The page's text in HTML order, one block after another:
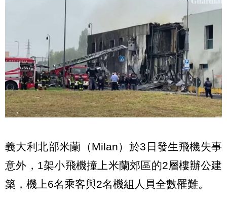
義大利北部米蘭（Milan）於3日發生飛機失事
意外，1架小飛機撞上米蘭郊區的2層樓辦公建
築，機上6名乘客與2名機組人員全數罹難。